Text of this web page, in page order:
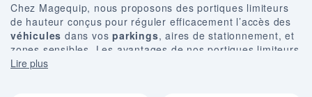
Chez Magequip, nous proposons desportiques limiteurs
de hauteur conçus pour réguler efficacement l’accès des
véhicules dans vosparkings, aires de stationnement, et
zones sensibles. Les avantages de nos portiques limiteurs
de hauteur incluent la sécurité accrue, la gestion optimale
Lire plus